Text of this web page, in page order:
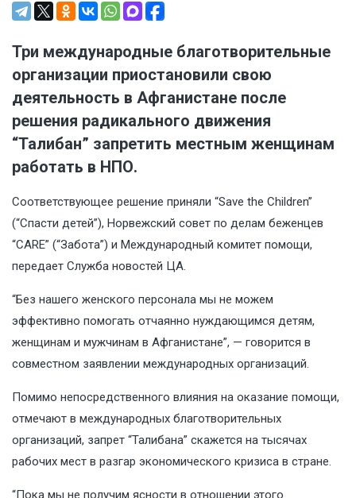
Три международные благотворительные
организации приостановили свою
деятельность в Афганистане после
решения радикального движения
“Талибан” запретить местным женщинам
работать в НПО.
Соответствующее решение приняли “Save the Children”
(“Спасти детей”), Норвежский совет по делам беженцев
“CARE” (“Забота”) и Международный комитет помощи,
передает Служба новостей ЦА.
“Без нашего женского персонала мы не можем
эффективно помогать отчаянно нуждающимся детям,
женщинам и мужчинам в Афганистане”, — говорится в
совместном заявлении международных организаций.
Помимо непосредственного влияния на оказание помощи,
отмечают в международных благотворительных
организаций, запрет “Талибана” скажется на тысячах
рабочих мест в разгар экономического кризиса в стране.
“Пока мы не получим ясности в отношении этого